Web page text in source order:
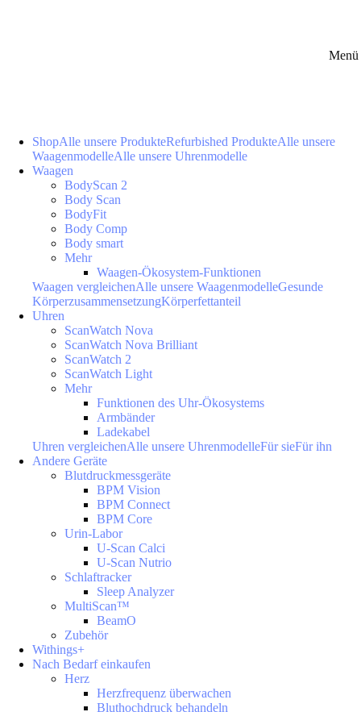
Menü
ShopAlle unsere ProdukteRefurbished ProdukteAlle unsere
WaagenmodelleAlle unsere Uhrenmodelle
Waagen
BodyScan 2
Body Scan
BodyFit
Body Comp
Body smart
Mehr
Waagen-Ökosystem-Funktionen
Waagen vergleichenAlle unsere WaagenmodelleGesunde
KörperzusammensetzungKörperfettanteil
Uhren
ScanWatch Nova
ScanWatch Nova Brilliant
ScanWatch 2
ScanWatch Light
Mehr
Funktionen des Uhr-Ökosystems
Armbänder
Ladekabel
Uhren vergleichenAlle unsere UhrenmodelleFür sieFür ihn
Andere Geräte
Blutdruckmessgeräte
BPM Vision
BPM Connect
BPM Core
Urin-Labor
U-Scan Calci
U-Scan Nutrio
Schlaftracker
Sleep Analyzer
MultiScan™
BeamO
Zubehör
Withings+
Nach Bedarf einkaufen
Herz
Herzfrequenz überwachen
Bluthochdruck behandeln